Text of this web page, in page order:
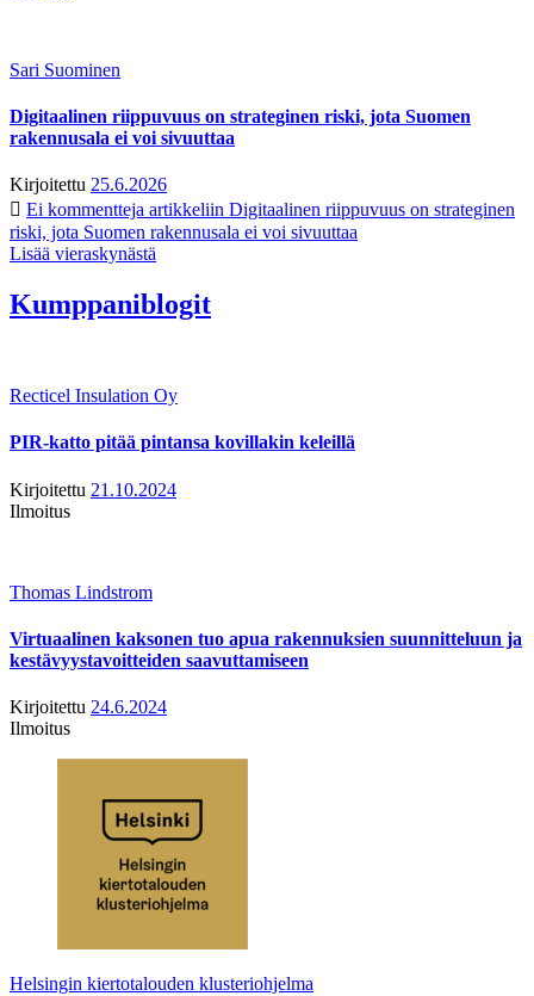
Sari Suominen
Digitaalinen riippuvuus on strateginen riski, jota Suomen
rakennusala ei voi sivuuttaa
Kirjoitettu 25.6.2026
Ei kommentteja artikkeliin Digitaalinen riippuvuus on strateginen
riski, jota Suomen rakennusala ei voi sivuuttaa
Lisää vieraskynästä
Kumppaniblogit
Recticel Insulation Oy
PIR-katto pitää pintansa kovillakin keleillä
Kirjoitettu 21.10.2024
Ilmoitus
Thomas Lindstrom
Virtuaalinen kaksonen tuo apua rakennuksien suunnitteluun ja
kestävyystavoitteiden saavuttamiseen
Kirjoitettu 24.6.2024
Ilmoitus
Helsingin kiertotalouden klusteriohjelma